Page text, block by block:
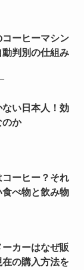
ーヒーマシン
判別の仕組み
い日本人！効
のか
ーヒー？それ
べ物と飲み物
カーはなぜ販
の購入方法を